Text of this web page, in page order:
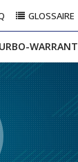
WARRANT
GLOSSAIRE